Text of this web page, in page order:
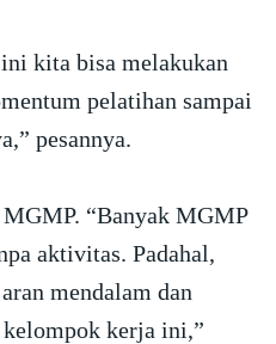
kita bisa melakukan
pelatihan sampai
pesannya.
“Banyak MGMP
aktivitas. Padahal,
mendalam dan
kerja ini,”